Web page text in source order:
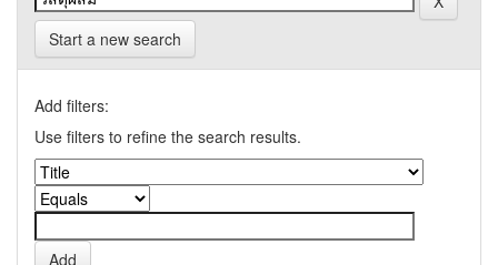
Start a new search
Add filters:
Use filters to refine the search results.